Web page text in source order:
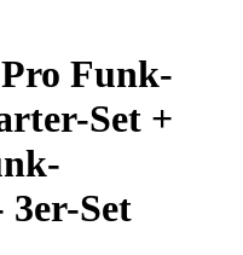
Funk-
Set +
Set